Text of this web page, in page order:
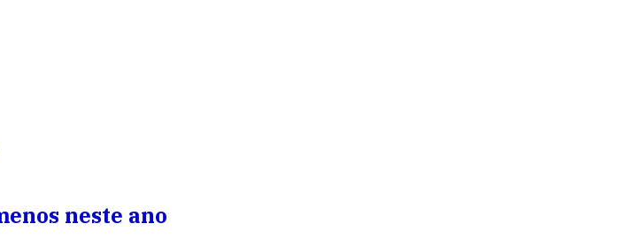
neste ano